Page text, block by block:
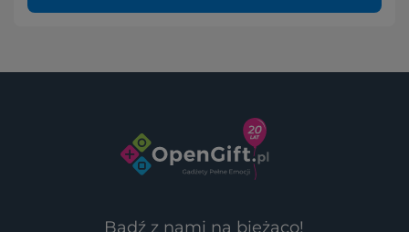
Bądź z nami na bieżąco!